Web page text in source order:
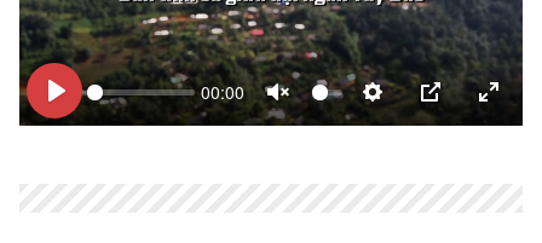
Bắt
00:00
Unmute Thiết PIP
Enter
Bắt